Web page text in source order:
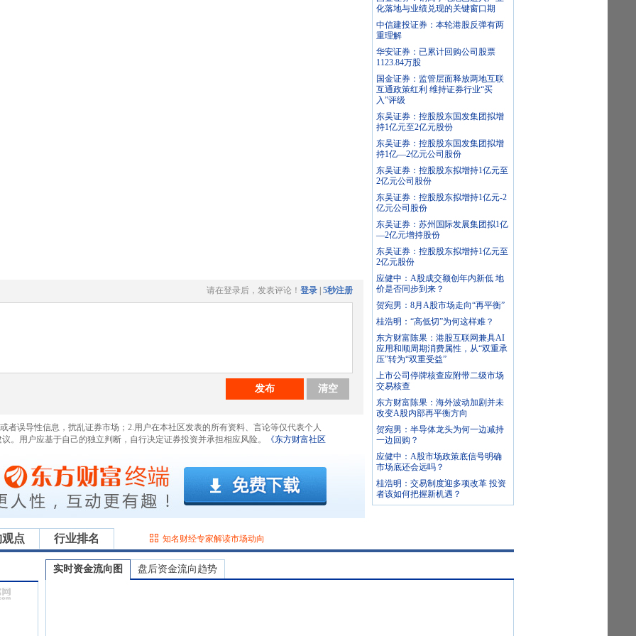
请在登录后，发表评论！ 登录 5秒注册
发布 清空
者误导性信息，扰乱证券市场；2.用户在本社区发表的所有资料、言论等仅代表个人
。用户应基于自己的独立判断，自行决定证券投资并承担相应风险。
《东方财富社区
化落地与业绩兑现的关键窗口期
中信建投证券：本轮港股反弹有两
重理解
华安证券：已累计回购公司股票
1123.84万股
国金证券：监管层面释放两地互联
互通政策红利 维持证券行业“买
入”评级
东吴证券：控股股东国发集团拟增
持1亿元至2亿元股份
东吴证券：控股股东国发集团拟增
持1亿—2亿元公司股份
东吴证券：控股股东拟增持1亿元至
2亿元公司股份
东吴证券：控股股东拟增持1亿元-2
亿元公司股份
东吴证券：苏州国际发展集团拟1亿
—2亿元增持股份
东吴证券：控股股东拟增持1亿元至
2亿元股份
应健中：A股成交额创年内新低 地
价是否同步到来？
贺宛男：8月A股市场走向“再平衡”
桂浩明：“高低切”为何这样难？
东方财富陈果：港股互联网兼具AI
应用和顺周期消费属性，从“双重承
压”转为“双重受益”
上市公司停牌核查应附带二级市场
交易核查
东方财富陈果：海外波动加剧并未
改变A股内部再平衡方向
贺宛男：半导体龙头为何一边减持
一边回购？
应健中：A股市场政策底信号明确
市场底还会远吗？
桂浩明：交易制度迎多项改革 投资
者该如何把握新机遇？
点 行业排名 知名财经专家解读市场动向
实时资金流向图 盘后资金流向趋势